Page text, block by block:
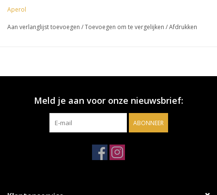
Aperol
Aan verlanglijst toevoegen /Toevoegen om te vergelijken /Afdrukken
Meld je aan voor onze nieuwsbrief:
ABONNEER